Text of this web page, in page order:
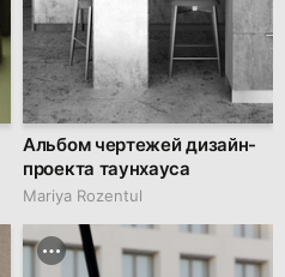
Альбом чертежей дизайн-
проекта таунхауса
Mariya Rozentul